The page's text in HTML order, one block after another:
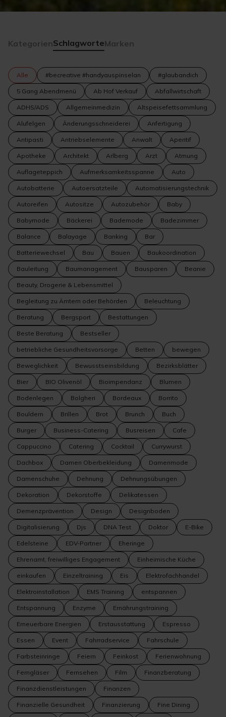
KategorienSchlagworteMarken
Alle #becreative #handyauspinselan #glaubandich
5 Gang Abendmenü Ab Hof Verkauf Abfallwirtschaft
ADHS/ADS Allgemeinmedizin Altspeisefettsammlung
Alufelgen Änderungsschneiderei Anfertigung
Antipasti Antriebselemente Anwalt Aperitif
Apotheke Architekt Arlberg Arzt Atmung
Auflageteppich Aufmerksamkeitsspanne Auto
Autobatterie Autoersatzteile Automatisierungstechnik
Autoreifen Autositze Autozubehör Baby
Babymode Bäckerei Bademode Badezimmer
Balance Balayage Banking Bar
Batteriewechsel Bau Bauen Baukoordination
Bauleitung Baumanagement Bausparen Beanie
Beauty, Drogerie & Lebensmittel
Begleitung zu Ämtern oder Behörden Beleuchtung
Beratung Bergsport Bestattungen
Beste Beratung Bestseller
betriebliche Gesundheitsvorsorge Betten bewegen
Beweglichkeit Bewusstseinsbildung Bezirksblätter
Bier BIO Olivenöl Bioimpendanz Blumen
Bodenlegen Bolgheri Bordeaux Borrito
Bouldern Brillen Brot Brunch Buch
Burger Business-Catering Busreisen Cafe
Cappuccino Catering Cocktail Currywurst
Dachbox Damen Oberbekleidung Damenmode
Damenschuhe Dehnung Dehnungsübungen
Dekoration Dekorstoffe Delikatessen
Demenzprävention Design Designboden
Digitalisierung Djs DNA Test Doktor E-Bike
Edelsteine EDV-Partner Eheringe
Ehrenamt, freiwilliges Engagement Einheimische Küche
einkaufen Einzeltraining Eis Elektrofachhandel
Elektroinstallation EMS Training entspannen
Entspannung Enzyme Ernährungstraining
Erneuerbare Energien Erstausstattung Espresso
Essen Event Fahrradservice Fahrschule
Farbsteinringe Feiern Feinkost Ferienwohnung
Ferngläser Fernsehen Film Finanzberatung
Finanzdienstleistungen Finanzen
Finanzielle Gesundheit Finanzierung Fine Dining